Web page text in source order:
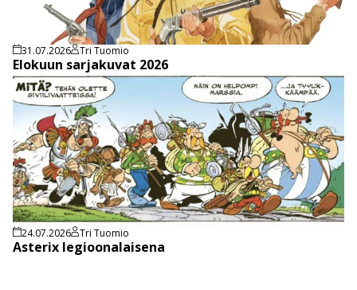
31.07.2026 Tri Tuomio
Elokuun sarjakuvat 2026
24.07.2026 Tri Tuomio
Asterix legioonalaisena